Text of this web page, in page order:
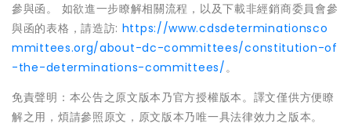
參與函。 如欲進一步瞭解相關流程，以及下載非經銷商委員會參
與函的表格，請造訪: https://www.cdsdeterminationsco
mmittees.org/about-dc-committees/constitution-of
-the-determinations-committees/。
免責聲明：本公告之原文版本乃官方授權版本。譯文僅供方便瞭
解之用，煩請參照原文，原文版本乃唯一具法律效力之版本。